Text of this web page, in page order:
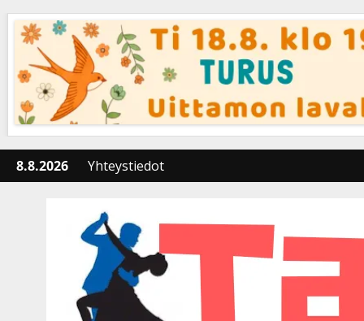
content
8.8.2026 Yhteystiedot